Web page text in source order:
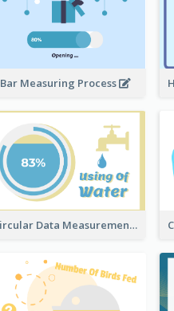
Bar Measuring Process
Circular Data Measurement